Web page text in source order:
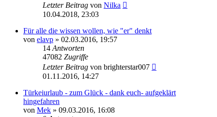
Letzter Beitrag von Nilka
10.04.2018, 23:03
Für alle die wissen wollen, wie "er" denkt
von elavp » 02.03.2016, 19:57
14 Antworten
47082 Zugriffe
Letzter Beitrag von brighterstar007
01.11.2016, 14:27
Türkeiurlaub - zum Glück - dank euch- aufgeklärt
hingefahren
von Mek » 09.03.2016, 16:08